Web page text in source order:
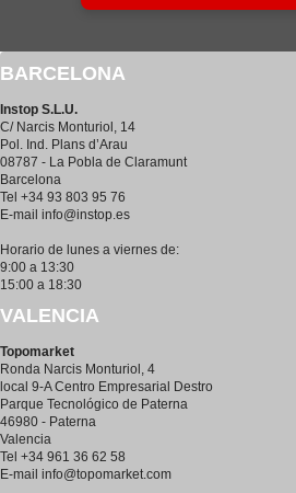
BARCELONA
Instop S.L.U.
C/ Narcis Monturiol, 14
Pol. Ind. Plans d’Arau
08787 - La Pobla de Claramunt
Barcelona
Tel +34 93 803 95 76
E-mail info@instop.es
Horario de lunes a viernes de:
9:00 a 13:30
15:00 a 18:30
VALENCIA
Topomarket
Ronda Narcis Monturiol, 4
local 9-A Centro Empresarial Destro
Parque Tecnológico de Paterna
46980 - Paterna
Valencia
Tel +34 961 36 62 58
E-mail info@topomarket.com